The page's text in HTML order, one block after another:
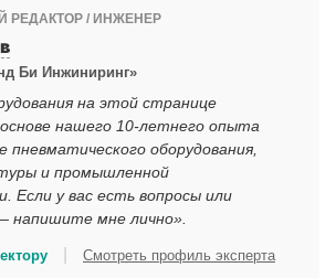
РЕДАКТОР / ИНЖЕНЕР
Би Инжиниринг»
на этой странице
нашего 10-летнего опыта
оборудования,
и промышленной
Если у вас есть вопросы или
напишите мне лично».
Смотреть профиль эксперта